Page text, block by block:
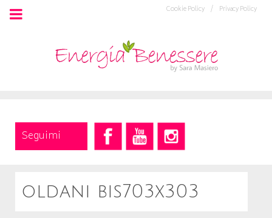
Privacy Policy
Cookie Policy /
Seguimi
oldani bis703x303